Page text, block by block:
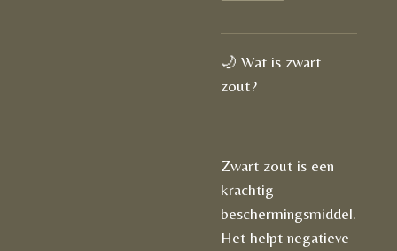
🌙 Wat is zwart
zout?
Zwart zout is een
krachtig
beschermingsmiddel.
Het helpt negatieve